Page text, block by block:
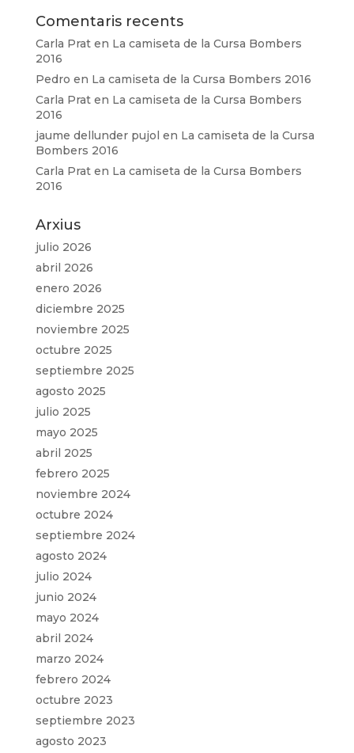
Comentaris recents
Carla Praten La camiseta de la Cursa Bombers
2016
Pedro en La camiseta de la Cursa Bombers 2016
Carla Praten La camiseta de la Cursa Bombers
2016
jaume dellunder pujol en La camiseta de la Cursa
Bombers 2016
Carla Praten La camiseta de la Cursa Bombers
2016
Arxius
julio 2026
abril 2026
enero 2026
diciembre 2025
noviembre 2025
octubre 2025
septiembre 2025
agosto 2025
julio 2025
mayo 2025
abril 2025
febrero 2025
noviembre 2024
octubre 2024
septiembre 2024
agosto 2024
julio 2024
junio 2024
mayo 2024
abril 2024
marzo 2024
febrero 2024
octubre 2023
septiembre 2023
agosto 2023